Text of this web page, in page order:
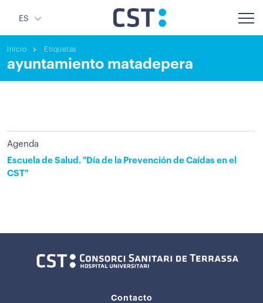
ES
Inicio Etiquetas
ayuntamiento matadepera
Agenda
Escuela de Salud. "Día de la Prevención de Caídas en el
CST"
Contacto